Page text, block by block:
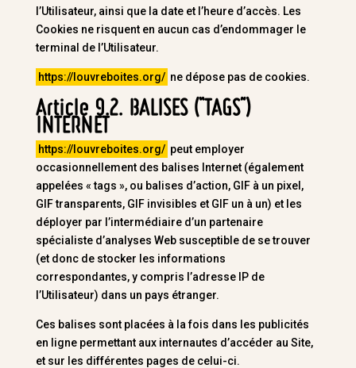
l’Utilisateur, ainsi que la date et l’heure d’accès. Les
Cookies ne risquent en aucun cas d’endommager le
terminal de l’Utilisateur.
https://louvreboites.org/ ne dépose pas de cookies.
Article 9.2. BALISES (“TAGS”)
INTERNET
https://louvreboites.org/ peut employer
occasionnellement des balises Internet (également
appelées « tags », ou balises d’action, GIF à un pixel,
GIF transparents, GIF invisibles et GIF un à un) et les
déployer par l’intermédiaire d’un partenaire
spécialiste d’analyses Web susceptible de se trouver
(et donc de stocker les informations
correspondantes, y compris l’adresse IP de
l’Utilisateur) dans un pays étranger.
Ces balises sont placées à la fois dans les publicités
en ligne permettant aux internautes d’accéder au Site,
et sur les différentes pages de celui-ci.